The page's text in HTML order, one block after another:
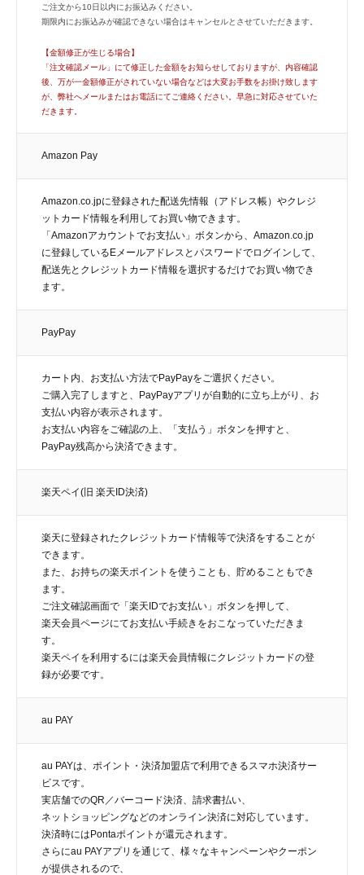
ご注文から10日以内にお振込みください。
期限内にお振込みが確認できない場合はキャンセルとさせていただきます。
【金額修正が生じる場合】
「注文確認メール」にて修正した金額をお知らせしておりますが、内容確認
後、万が一金額修正がされていない場合などは大変お手数をお掛け致します
が、弊社へメールまたはお電話にてご連絡ください。早急に対応させていた
だきます。
Amazon Pay
Amazon.co.jpに登録された配送先情報（アドレス帳）やクレジ
ットカード情報を利用してお買い物できます。
「Amazonアカウントでお支払い」ボタンから、Amazon.co.jp
に登録しているEメールアドレスとパスワードでログインして、
配送先とクレジットカード情報を選択するだけでお買い物でき
ます。
PayPay
カート内、お支払い方法でPayPayをご選択ください。
ご購入完了しますと、PayPayアプリが自動的に立ち上がり、お
支払い内容が表示されます。
お支払い内容をご確認の上、「支払う」ボタンを押すと、
PayPay残高から決済できます。
楽天ペイ(旧 楽天ID決済)
楽天に登録されたクレジットカード情報等で決済をすることが
できます。
また、お持ちの楽天ポイントを使うことも、貯めることもでき
ます。
ご注文確認画面で「楽天IDでお支払い」ボタンを押して、
楽天会員ページにてお支払い手続きをおこなっていただきま
す。
楽天ペイを利用するには楽天会員情報にクレジットカードの登
録が必要です。
au PAY
au PAYは、ポイント・決済加盟店で利用できるスマホ決済サー
ビスです。
実店舗でのQR／バーコード決済、請求書払い、
ネットショッピングなどのオンライン決済に対応しています。
決済時にはPontaポイントが還元されます。
さらにau PAYアプリを通じて、様々なキャンペーンやクーポン
が提供されるので、